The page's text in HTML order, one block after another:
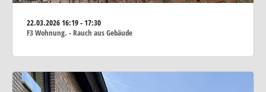
22.03.202616:19 - 17:30
F3 Wohnung. - Rauch aus Gebäude